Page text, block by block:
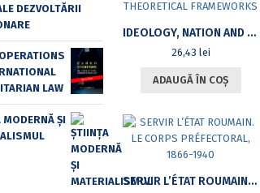
IDEOLOGY, NATION AND MODERNIZATION: ROMANIAN DEVELOPMENTS IN THEORETICAL FRAMEWORKS
26,43 lei
ADAUGĂ ÎN COȘ
SERVIR L’ÉTAT ROUMAIN. LE CORPS PRÉFECTORAL, 1866-1940
DEZVOLTĂRII
LAW
MODERNĂ ȘI